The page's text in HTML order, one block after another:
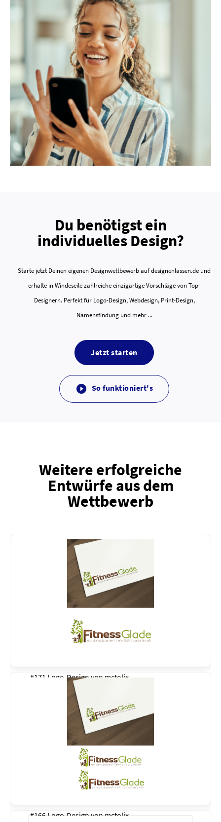
Du benötigst ein
individuelles Design?
Starte jetzt Deinen eigenen Designwettbewerb auf designenlassen.de und
erhalte in Windeseile zahlreiche einzigartige Vorschläge von Top-
Designern. Perfekt für Logo-Design, Webdesign, Print-Design,
Namensfindung und mehr ...
Jetzt starten
 So funktioniert's
Weitere erfolgreiche
Entwürfe aus dem
Wettbewerb
#171 Logo-Design von mctolix
#166 Logo-Design vonmctolix